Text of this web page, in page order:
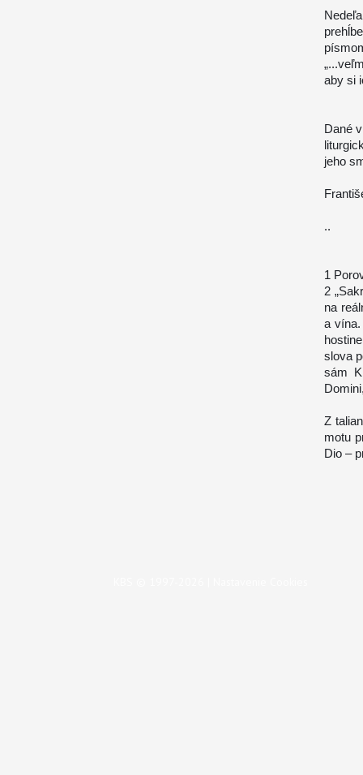
aby si
Dané
jeho
..
1
2
na
a
slova
sám
Z
motu
Dio –